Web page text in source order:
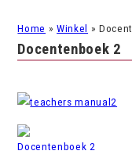
Home »Winkel »
Docentenboek 2